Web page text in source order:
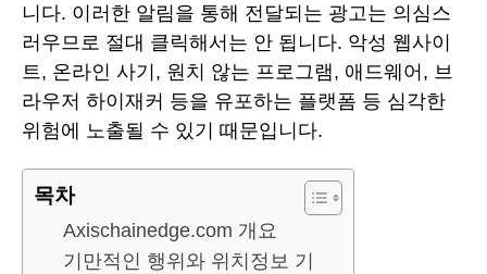
니다. 이러한 알림을 통해 전달되는 광고는 의심스
러우므로 절대 클릭해서는 안 됩니다. 악성 웹사이
트, 온라인 사기, 원치 않는 프로그램, 애드웨어, 브
라우저 하이재커 등을 유포하는 플랫폼 등 심각한
위험에 노출될 수 있기 때문입니다.
목차
Axischainedge.com 개요
기만적인 행위와 위치정보 기